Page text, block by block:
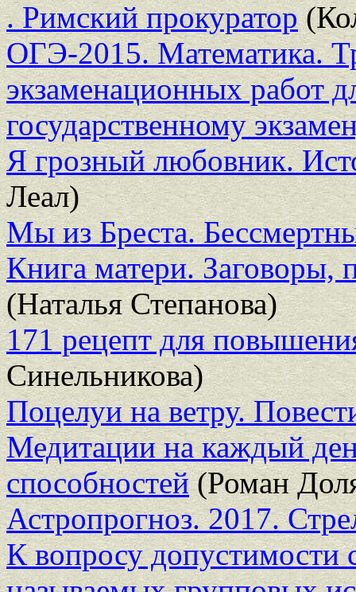
. Римский прокуратор
ОГЭ-2015. Математика.
экзаменационных работ
государственному
Я грозный любовник.
Леал)
Мы из Бреста.
Книга матери. Заговоры,
(Наталья Степанова)
171 рецепт для
Синельникова)
Поцелуи на ветру.
Медитации на каждый
способностей(Роман
Астропрогноз. 2017.
К вопросу допустимости